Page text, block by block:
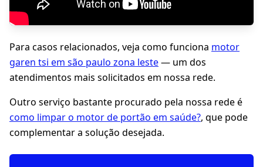
Para casos relacionados, veja como funciona motor
garen tsi em são paulo zona leste— um dos
atendimentos mais solicitados em nossa rede.
Outro serviço bastante procurado pela nossa rede é
como limpar o motor de portão em saúde?, que pode
complementar a solução desejada.